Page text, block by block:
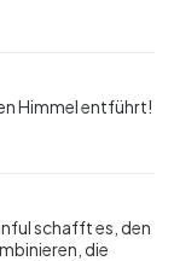
Himmel entführt!
schafft es, den
die